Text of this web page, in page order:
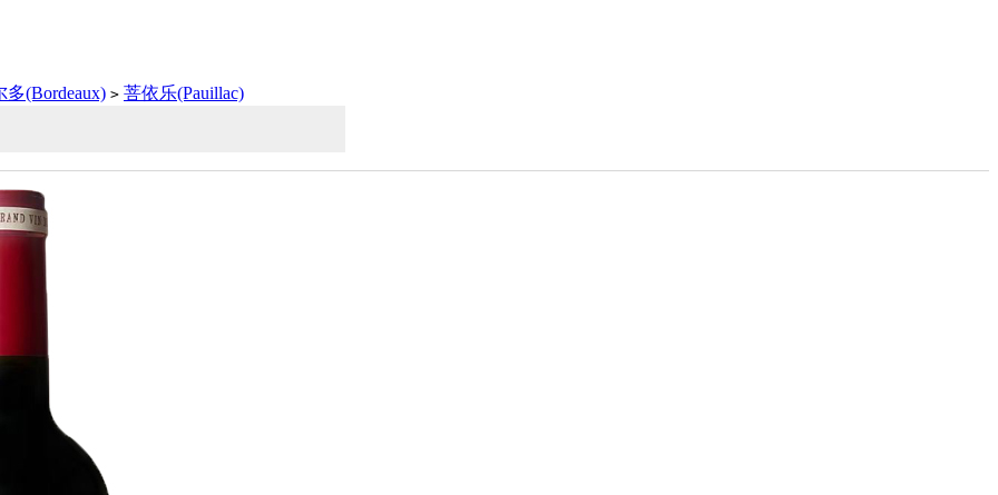
多(Bordeaux) > 菩依乐(Pauillac)